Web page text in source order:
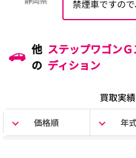
禁煙車ですので
他
の
ステップワゴン
ディション
買取実績
価格順 年